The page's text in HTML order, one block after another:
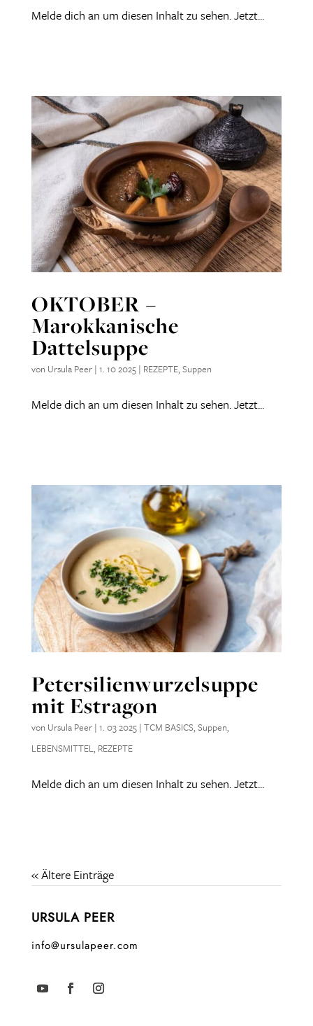
Melde dich an um diesen Inhalt zu sehen. Jetzt...
OKTOBER –
Marokkanische
Dattelsuppe
von Ursula Peer| 1. 10 2025| REZEPTE,Suppen
Melde dich an um diesen Inhalt zu sehen. Jetzt...
Petersilienwurzelsuppe
mit Estragon
von Ursula Peer| 1. 03 2025| TCM BASICS,Suppen,
LEBENSMITTEL, REZEPTE
Melde dich an um diesen Inhalt zu sehen. Jetzt...
« Ältere Einträge
URSULA PEER
info@ursulapeer.com